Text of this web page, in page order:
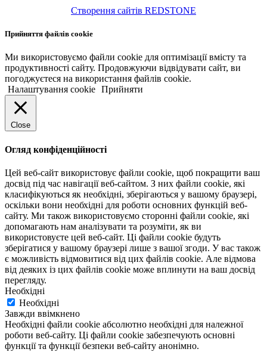
Створення сайтів REDSTONE
Прийняття файлів cookie
Ми використовуємо файли cookie для оптимізації вмісту та
продуктивності сайту. Продовжуючи відвідувати сайт, ви
погоджуєтеся на використання файлів cookie.
Налаштування cookie Прийняти
Close
Огляд конфіденційності
Цей веб-сайт використовує файли cookie, щоб покращити ваш
досвід під час навігації веб-сайтом. З них файли cookie, які
класифікуються як необхідні, зберігаються у вашому браузері,
оскільки вони необхідні для роботи основних функцій веб-
сайту. Ми також використовуємо сторонні файли cookie, які
допомагають нам аналізувати та розуміти, як ви
використовуєте цей веб-сайт. Ці файли cookie будуть
зберігатися у вашому браузері лише з вашої згоди. У вас також
є можливість відмовитися від цих файлів cookie. Але відмова
від деяких із цих файлів cookie може вплинути на ваш досвід
перегляду.
Необхідні
Необхідні
Завжди ввімкнено
Необхідні файли cookie абсолютно необхідні для належної
роботи веб-сайту. Ці файли cookie забезпечують основні
функції та функції безпеки веб-сайту анонімно.